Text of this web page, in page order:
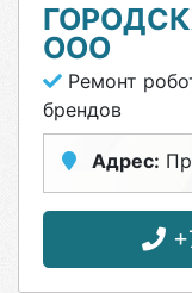
ООО
Ремонт
брендов
Адрес: